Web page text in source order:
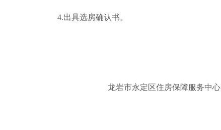
4.出具选房确认书。
龙岩市永定区住房保障服务中心